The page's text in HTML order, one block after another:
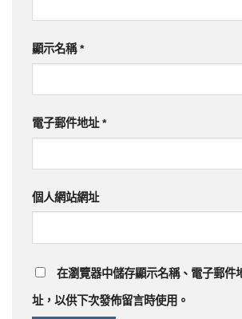
顯示名稱*
電子郵件地址*
個人網站網址
在瀏覽器中儲存顯示名稱、電子郵件
址，以供下次發佈留言時使用。